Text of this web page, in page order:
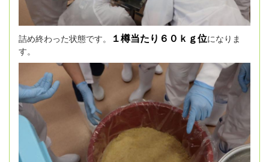
詰め終わった状態です。 １樽当たり６０ｋｇ位になりま
す。